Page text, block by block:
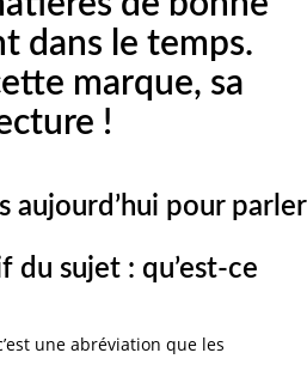
dans le temps.
marque, sa
!
aujourd’hui pour parler
du sujet : qu’est-ce
une abréviation que les